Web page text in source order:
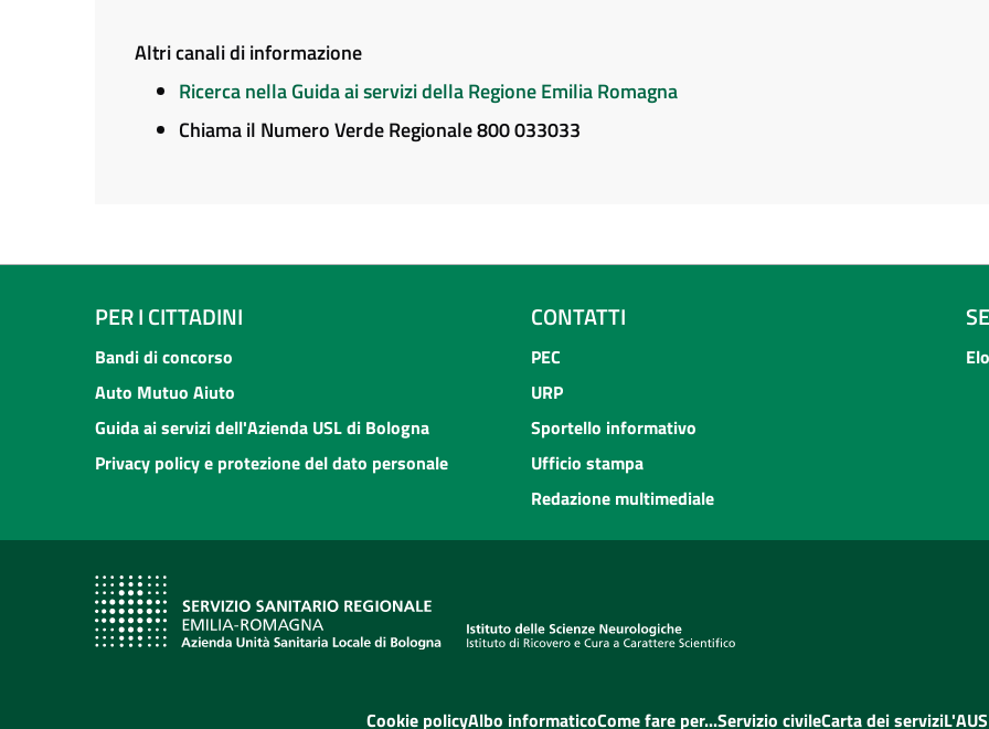
Altri canali di informazione
Ricerca nella Guida ai servizi della Regione Emilia Romagna
Chiama il Numero Verde Regionale 800 033033
PER I CITTADINI
Bandi di concorso
Auto Mutuo Aiuto
Guida ai servizi dell'Azienda USL di Bologna
Privacy policy e protezione del dato personale
CONTATTI
PEC
URP
Sportello informativo
Ufficio stampa
Redazione multimediale
Cookie policyAlbo informaticoCome fare per...Servizio civileCarta dei servizi